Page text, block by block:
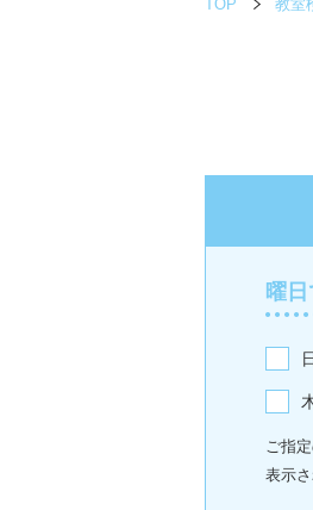
TOP 教室
曜
ご指
表示